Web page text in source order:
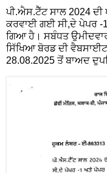
ਪੀ.ਐਸ.ਟੈੱਟ ਸਾਲ 2024 ਦੀ
ਕਰਵਾਈ ਗਈ ਸੀ,ਦੇ ਪੇਪਰ -1
ਗਿਆ ਹੈ। ਸਬੰਧਤ
ਸਿੱਖਿਆ ਬੋਰਡ ਦੀ
28.08.2025 ਤੋਂ ਬਾਅਦ